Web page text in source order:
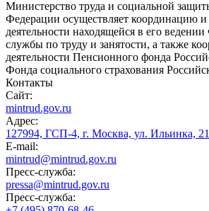
Министерство труда и социальной
Федерации осуществляет координацию и
деятельности находящейся в его
службы по труду и занятости, а также
деятельности Пенсионного фонда
Фонда социального страхования
Контакты
Сайт:
mintrud.gov.ru
Адрес:
127994, ГСП-4, г. Москва, ул. Ильинка, 21
E-mail:
mintrud@mintrud.gov.ru
Пресс-служба:
pressa@mintrud.gov.ru
Пресс-служба: